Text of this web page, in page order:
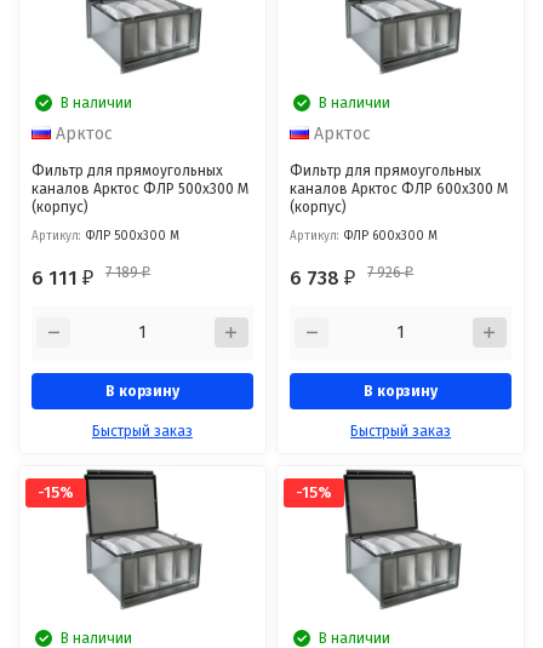
В наличии
Арктос
Фильтр для прямоугольных
каналов Арктос ФЛР 500x300 М
(корпус)
Артикул: ФЛР 500x300 М
6 111₽ 7 189₽
В корзину
Быстрый заказ
В наличии
Арктос
Фильтр для прямоугольных
каналов Арктос ФЛР 600x300 М
(корпус)
Артикул: ФЛР 600x300 М
6 738₽ 7 926₽
В корзину
Быстрый заказ
-15%
В наличии
-15%
В наличии